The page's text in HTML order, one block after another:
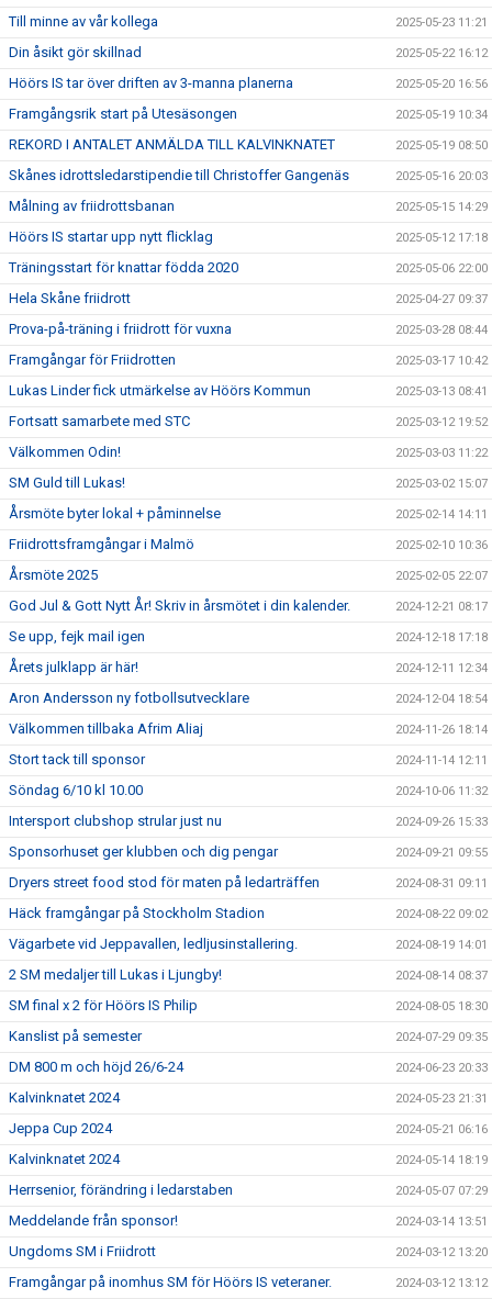
Till minne av vår kollega 2025-05-23 11:21
Din åsikt gör skillnad 2025-05-22 16:12
Höörs IS tar över driften av 3-manna planerna 2025-05-20 16:56
Framgångsrik start på Utesäsongen 2025-05-19 10:34
REKORD I ANTALET ANMÄLDA TILL KALVINKNATET 2025-05-19 08:50
Skånes idrottsledarstipendie till Christoffer Gangenäs 2025-05-16 20:03
Målning av friidrottsbanan 2025-05-15 14:29
Höörs IS startar upp nytt flicklag 2025-05-12 17:18
Träningsstart för knattar födda 2020 2025-05-06 22:00
Hela Skåne friidrott 2025-04-27 09:37
Prova-på-träning i friidrott för vuxna 2025-03-28 08:44
Framgångar för Friidrotten 2025-03-17 10:42
Lukas Linder fick utmärkelse av Höörs Kommun 2025-03-13 08:41
Fortsatt samarbete med STC 2025-03-12 19:52
Välkommen Odin! 2025-03-03 11:22
SM Guld till Lukas! 2025-03-02 15:07
Årsmöte byter lokal + påminnelse 2025-02-14 14:11
Friidrottsframgångar i Malmö 2025-02-10 10:36
Årsmöte 2025 2025-02-05 22:07
God Jul & Gott Nytt År! Skriv in årsmötet i din kalender. 2024-12-21 08:17
Se upp, fejk mail igen 2024-12-18 17:18
Årets julklapp är här! 2024-12-11 12:34
Aron Andersson ny fotbollsutvecklare 2024-12-04 18:54
Välkommen tillbaka Afrim Aliaj 2024-11-26 18:14
Stort tack till sponsor 2024-11-14 12:11
Söndag 6/10 kl 10.00 2024-10-06 11:32
Intersport clubshop strular just nu 2024-09-26 15:33
Sponsorhuset ger klubben och dig pengar 2024-09-21 09:55
Dryers street food stod för maten på ledarträffen 2024-08-31 09:11
Häck framgångar på Stockholm Stadion 2024-08-22 09:02
Vägarbete vid Jeppavallen, ledljusinstallering. 2024-08-19 14:01
2 SM medaljer till Lukas i Ljungby! 2024-08-14 08:37
SM final x 2 för Höörs IS Philip 2024-08-05 18:30
Kanslist på semester 2024-07-29 09:35
DM 800 m och höjd 26/6-24 2024-06-23 20:33
Kalvinknatet 2024 2024-05-23 21:31
Jeppa Cup 2024 2024-05-21 06:16
Kalvinknatet 2024 2024-05-14 18:19
Herrsenior, förändring i ledarstaben 2024-05-07 07:29
Meddelande från sponsor! 2024-03-14 13:51
Ungdoms SM i Friidrott 2024-03-12 13:20
Framgångar på inomhus SM för Höörs IS veteraner. 2024-03-12 13:12